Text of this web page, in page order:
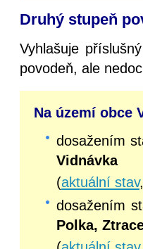
Druhý stupeň
Vyhlašuje
povodeň, ale
Na území obce
dosažením
Vidnávka
(aktuální stav
dosažením
Polka,